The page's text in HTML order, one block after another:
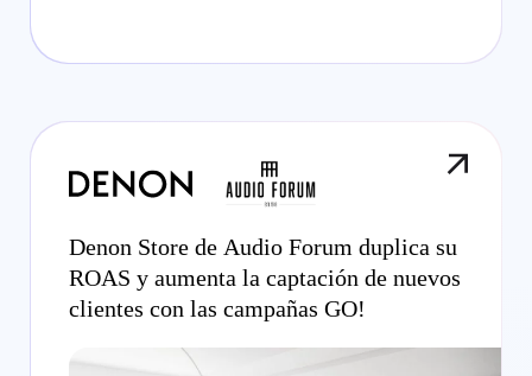
Denon Store de Audio Forum duplica su
ROAS y aumenta la captación de nuevos
clientes con las campañas GO!